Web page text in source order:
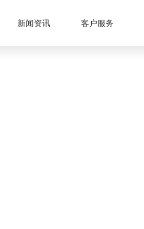
新闻资讯 客户服务